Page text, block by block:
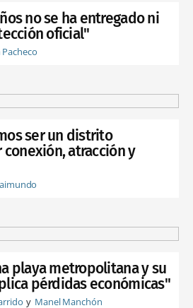
no se ha entregado ni
oficial"
ser un distrito
atracción y
playa metropolitana y su
pérdidas económicas"
Manel Manchón